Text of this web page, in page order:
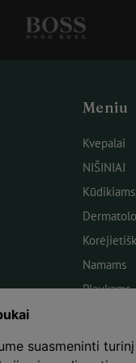
Meniu
Kvepalai
NIŠINIAI
Namams
Plaukams
Kūnui
suasmeninti